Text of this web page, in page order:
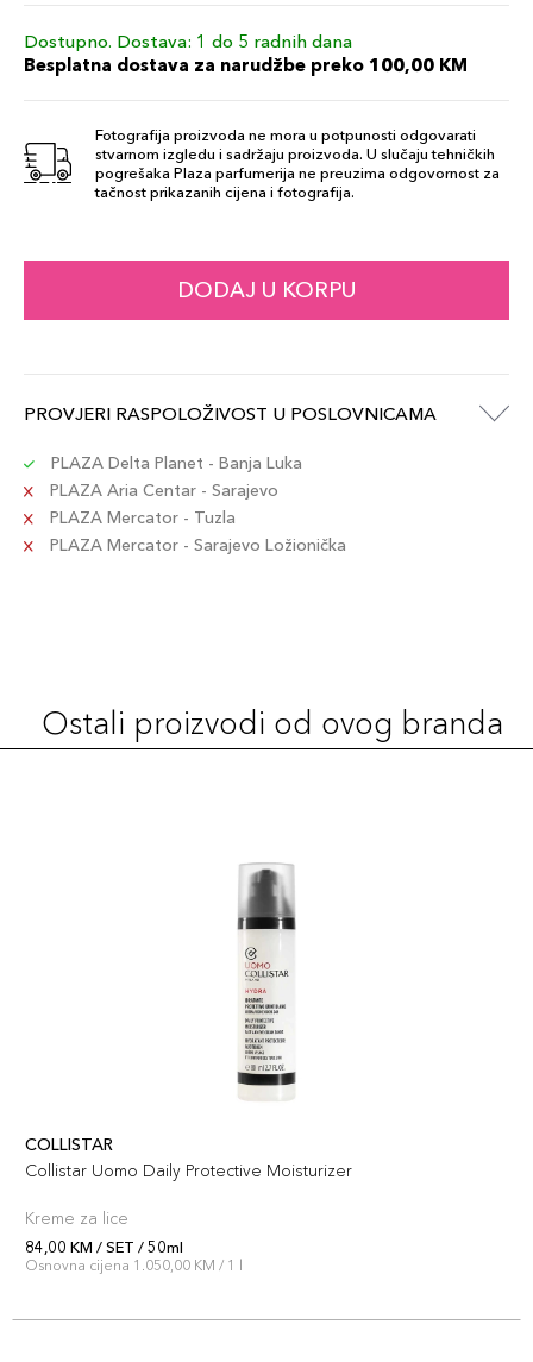
Dostupno. Dostava: 1 do 5 radnih dana
Besplatna dostava za narudžbe preko 100,00 KM
Fotografija proizvoda ne mora u potpunosti odgovarati
stvarnom izgledu i sadržaju proizvoda. U slučaju tehničkih
pogrešaka Plaza parfumerija ne preuzima odgovornost za
tačnost prikazanih cijena i fotografija.
DODAJ U KORPU
PROVJERI RASPOLOŽIVOST U POSLOVNICAMA
PLAZA Delta Planet - Banja Luka
PLAZA Aria Centar - Sarajevo
PLAZA Mercator - Tuzla
PLAZA Mercator - Sarajevo Ložionička
Ostali proizvodi od ovog branda
COLLISTAR
Collistar Uomo Daily Protective Moisturizer
Kreme za lice
84,00 KM / SET / 50ml
Osnovna cijena 1.050,00 KM / 1 l